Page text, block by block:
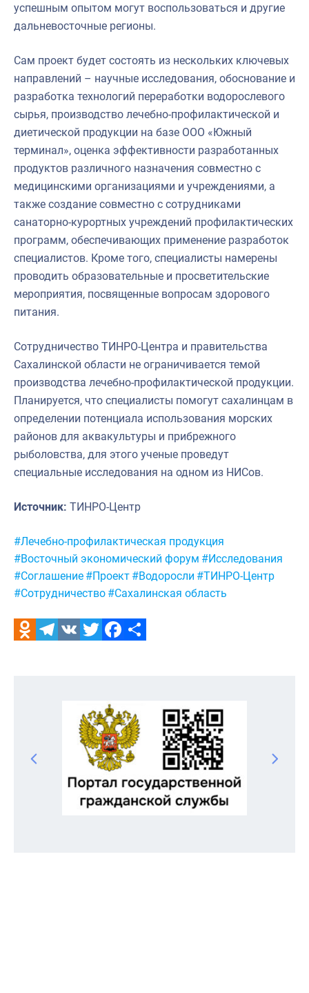
успешным опытом могут воспользоваться и другие
дальневосточные регионы.
Сам проект будет состоять из нескольких ключевых
направлений – научные исследования, обоснование и
разработка технологий переработки водорослевого
сырья, производство лечебно-профилактической и
диетической продукции на базе ООО «Южный
терминал», оценка эффективности разработанных
продуктов различного назначения совместно с
медицинскими организациями и учреждениями, а
также создание совместно с сотрудниками
санаторно-курортных учреждений профилактических
программ, обеспечивающих применение разработок
специалистов. Кроме того, специалисты намерены
проводить образовательные и просветительские
мероприятия, посвященные вопросам здорового
питания.
Сотрудничество ТИНРО-Центра и правительства
Сахалинской области не ограничивается темой
производства лечебно-профилактической продукции.
Планируется, что специалисты помогут сахалинцам в
определении потенциала использования морских
районов для аквакультуры и прибрежного
рыболовства, для этого ученые проведут
специальные исследования на одном из НИСов.
Источник: ТИНРО-Центр
Метки:
#Лечебно-профилактическая продукция
#Восточный экономический форум #Исследования
#Соглашение #Проект #Водоросли #ТИНРО-Центр
#Сотрудничество #Сахалинская область